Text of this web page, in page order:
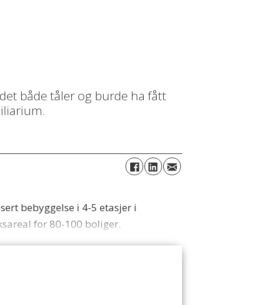
både tåler og burde ha fått
bebyggelse i 4-5 etasjer i
for 80-100 boliger.